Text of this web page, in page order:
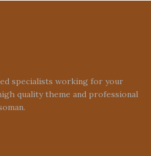
specialists working for your
quality theme and professional